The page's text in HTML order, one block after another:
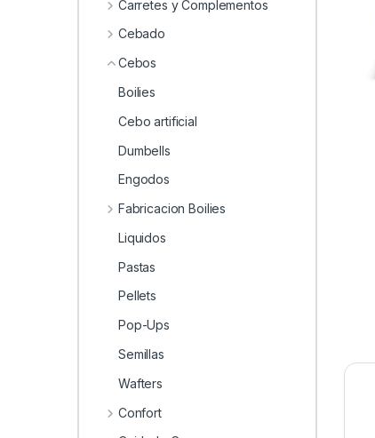
Carretes y Complementos
Cebado
Cebos
Boilies
Cebo artificial
Dumbells
Engodos
Fabricacion Boilies
Liquidos
Pastas
Pellets
Pop-Ups
Semillas
Wafters
Confort